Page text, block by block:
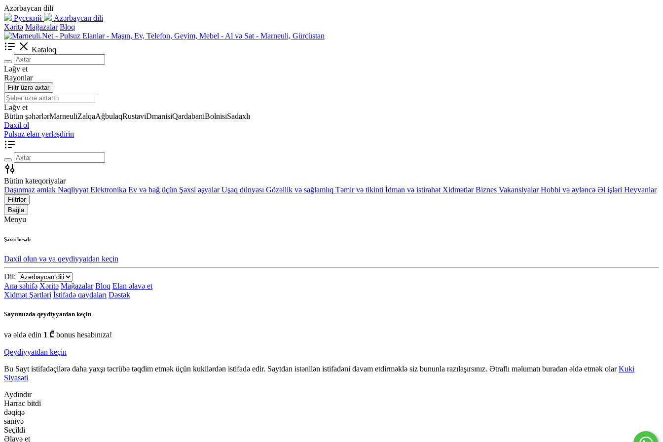
Azərbaycan dili
Русский
Azərbaycan dili
Xəritə Mağazalar Bloq
Kataloq
Ləğv et
Rayonlar
Filtr üzrə axtar
Ləğv et
Bütün şəhərlərMarneuliZalqaAğbulaqRustaviDmanisiQardabaniBolnisiSadaxlı
Daxil ol
Pulsuz elan yerləşdirin
Bütün kateqoriyalar
Daşınmaz əmlak Nəqliyyat Elektronika Ev və bağ üçün Şəxsi əşyalar Uşaq dünyası Gözəllik və sağlamlıq Təmir və tikinti İdman və istirahət Xidmətlər Biznes Vakansiyalar Hobbi və əyləncə Əl işləri Heyvanlar
Filtrlər
Bağla
Menyu
Şəxsi hesab
Daxil olun və ya qeydiyyatdan keçin
Dil:
Ana səhifə Xəritə Mağazalar Bloq Elan əlavə et
Xidmət Şərtləri İstifadə qaydaları Dəstək
Saytımızda qeydiyyatdan keçin
və əldə edin 1 ₾ bonus hesabınıza!
Qeydiyyatdan keçin
Bu Sayt istifadəçilərə daha yaxşı təcrübə təqdim etmək üçün kukilərdən istifadə edir. Saytdan istənilən istifadəni davam etdirməklə siz bununla razılaşırsınız. Ətraflı məlumatı buradan əldə etmək olarKuki
Siyasəti
Aydındır
Hərrac bitdi
dəqiqə
saniyə
Seçildi
Əlavə et